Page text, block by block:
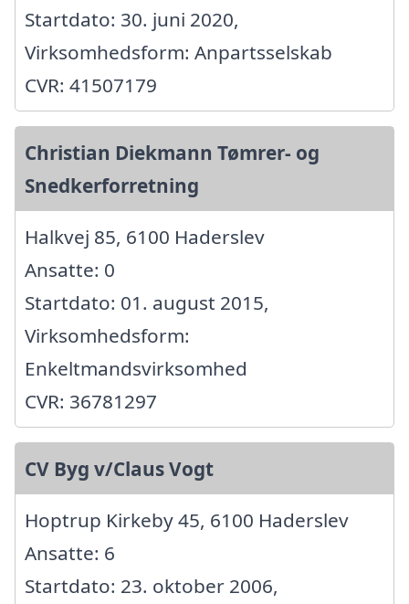
Startdato: 30. juni 2020,
Virksomhedsform: Anpartsselskab
CVR: 41507179
Christian Diekmann Tømrer- og
Snedkerforretning
Halkvej 85, 6100 Haderslev
Ansatte: 0
Startdato: 01. august 2015,
Virksomhedsform:
Enkeltmandsvirksomhed
CVR: 36781297
CV Byg v/Claus Vogt
Hoptrup Kirkeby 45, 6100 Haderslev
Ansatte: 6
Startdato: 23. oktober 2006,